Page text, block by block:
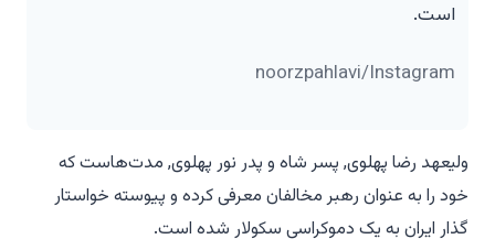
است.
noorzpahlavi/Instagram
ولیعهد رضا پهلوی, پسر شاه و پدر نور پهلوی, مدت‌هاست که
خود را به عنوان رهبر مخالفان معرفی کرده و پیوسته خواستار
گذار ایران به یک دموکراسی سکولار شده است.